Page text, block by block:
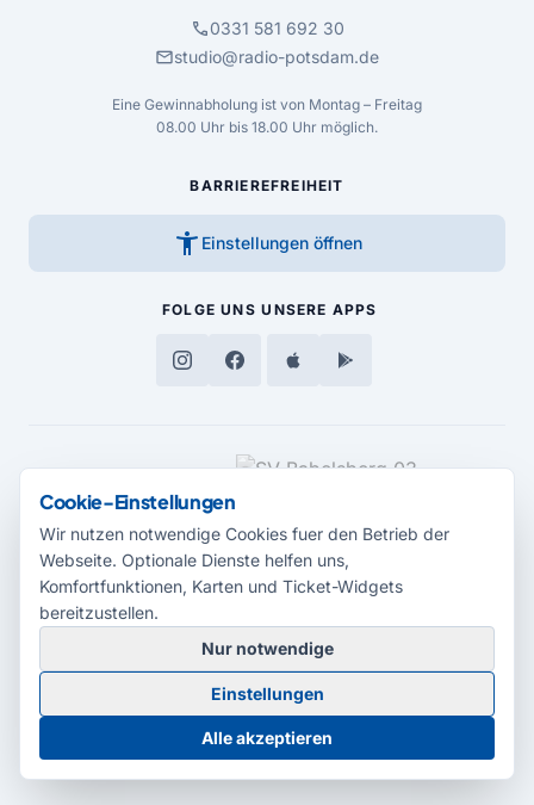
call0331 581 692 30
mailstudio@radio-potsdam.de
Eine Gewinnabholung ist von Montag – Freitag
08.00 Uhr bis 18.00 Uhr möglich.
BARRIEREFREIHEIT
accessibility_new Einstellungen öffnen
FOLGE UNS UNSERE APPS
MEDIENPARTNER
© 2026 Radio Potsdam. Webseite entwickelt durch dieMedienagentur
Babelsberg
BarrierefreiheitserklärungAGBDatenschutzImpressum
Cookie-Einstellungen
Cookie-Einstellungen
Wir nutzen notwendige Cookies fuer den Betrieb der
Webseite. Optionale Dienste helfen uns,
Komfortfunktionen, Karten und Ticket-Widgets
bereitzustellen.
Nur notwendige
Einstellungen
Alle akzeptieren